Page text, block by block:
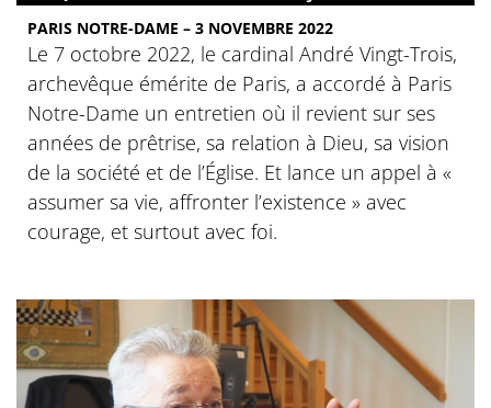
PARIS NOTRE-DAME – 3 NOVEMBRE 2022
Le 7 octobre 2022, le cardinal André Vingt-Trois,
archevêque émérite de Paris, a accordé à Paris
Notre-Dame un entretien où il revient sur ses
années de prêtrise, sa relation à Dieu, sa vision
de la société et de l’Église. Et lance un appel à «
assumer sa vie, affronter l’existence » avec
courage, et surtout avec foi.